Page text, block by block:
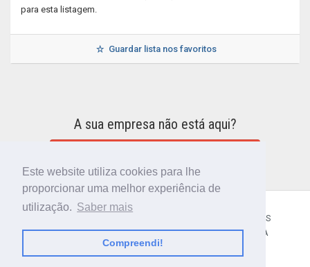
Este website utiliza cookies para lhe
proporcionar uma melhor experiência de
utilização. Saber mais
Compreendi!
para esta listagem.
Guardar lista nos favoritos
A sua empresa não está aqui?
TERMOS E CONDIÇÕES
POLÍTICA DE PRIVACIDADE
CONTACTOS AJUDA